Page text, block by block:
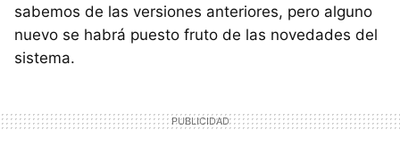
sabemos de las versiones anteriores, pero alguno
nuevo se habrá puesto fruto de las novedades del
sistema.